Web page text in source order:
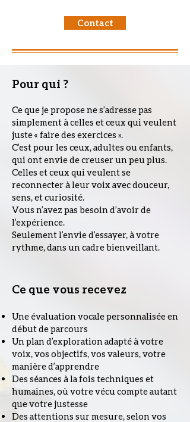
Contact
Pour qui ?
Ce que je propose ne s’adresse pas
simplement à celles et ceux qui veulent
juste « faire des exercices ».
C’est pour les ceux, adultes ou enfants,
qui ont envie de creuser un peu plus.
Celles et ceux qui veulent se
reconnecter à leur voix avec douceur,
sens, et curiosité.
Vous n’avez pas besoin d’avoir de
l’expérience.
Seulement l’envie d’essayer, à votre
rythme, dans un cadre bienveillant.
Ce que vous recevez
Une évaluation vocale personnalisée en
début de parcours
Un plan d’exploration adapté à votre
voix, vos objectifs, vos valeurs, votre
manière d’apprendre
Des séances à la fois techniques et
humaines, où votre vécu compte autant
que votre justesse
Des attentions sur mesure, selon vos